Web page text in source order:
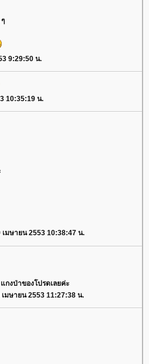
9:29:50 น.
10:35:19 น.
เมษายน 2553 10:38:47 น.
กงป่าของโปรดเลยค่ะ
เมษายน 2553 11:27:38 น.